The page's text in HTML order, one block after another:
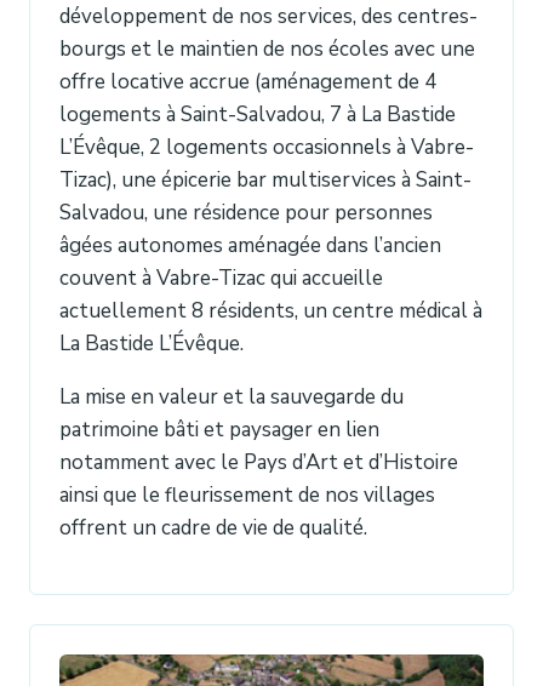
développement de nos services, des centres-
bourgs et le maintien de nos écoles avec une
offre locative accrue (aménagement de 4
logements à Saint-Salvadou, 7 à La Bastide
L’Évêque, 2 logements occasionnels à Vabre-
Tizac), une épicerie bar multiservices à Saint-
Salvadou, une résidence pour personnes
âgées autonomes aménagée dans l’ancien
couvent à Vabre-Tizac qui accueille
actuellement 8 résidents, un centre médical à
La Bastide L’Évêque.
La mise en valeur et la sauvegarde du
patrimoine bâti et paysager en lien
notamment avec le Pays d’Art et d’Histoire
ainsi que le fleurissement de nos villages
offrent un cadre de vie de qualité.